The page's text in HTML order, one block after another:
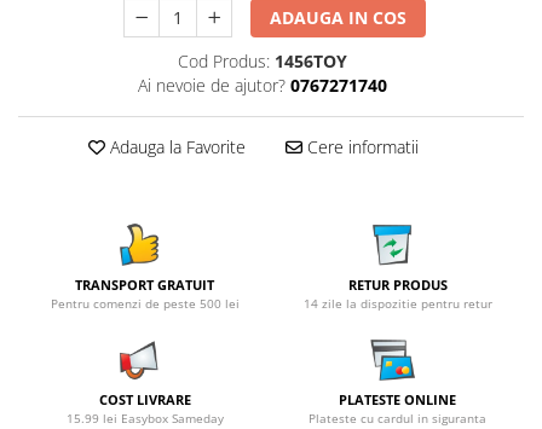
ADAUGA IN COS
Cod Produs: 1456TOY
Ai nevoie de ajutor? 0767271740
Adauga la Favorite Cere informatii
TRANSPORT GRATUIT
Pentru comenzi de peste 500 lei
RETUR PRODUS
14 zile la dispozitie pentru retur
COST LIVRARE
15.99 lei Easybox Sameday
PLATESTE ONLINE
Plateste cu cardul in siguranta